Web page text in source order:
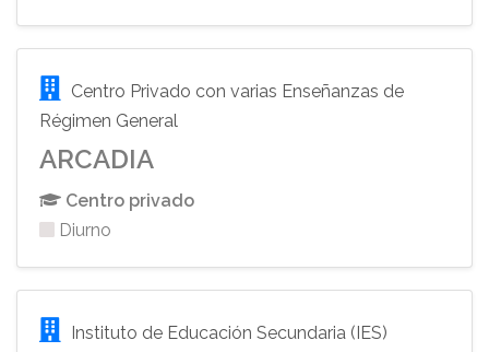
Centro Privado con varias Enseñanzas de
Régimen General
ARCADIA
Centro privado
Diurno
Instituto de Educación Secundaria (IES)